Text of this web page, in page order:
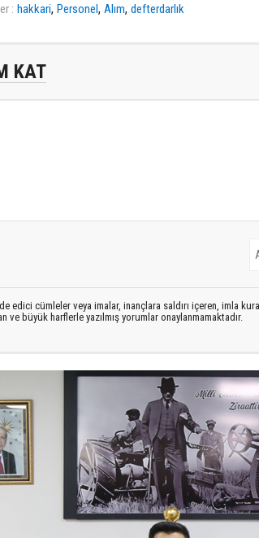
: hakkari,Personel,Alım,defterdarlık
KAT
edici cümleler veya imalar, inançlara saldırı içeren, imla
ve büyük harflerle yazılmış yorumlar onaylanmamaktadır.